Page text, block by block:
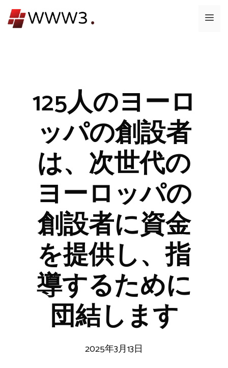
ン
メ
125人のヨーロ
ッパの創設者
は、次世代の
ヨーロッパの
創設者に資金
を提供し、指
導するために
団結します
2025年3月13日